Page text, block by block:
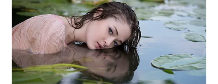
WN
INDRAMAYU
WN
KUNINGAN